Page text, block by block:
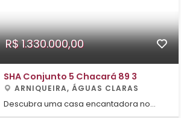
R$ 1.330.000,00
SHA Conjunto 5 Chacará 89 3
ARNIQUEIRA, ÁGUAS CLARAS
Descubra uma casa encantadora no